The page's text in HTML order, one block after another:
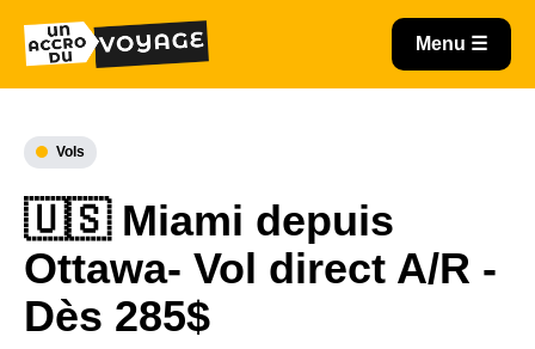
Vols
🇺🇸 Miami depuis
Ottawa- Vol direct A/R -
Dès 285$